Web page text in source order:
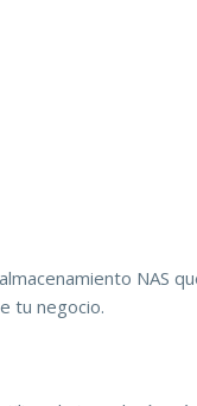
NAS
tu negocio.